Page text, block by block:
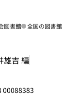
雄吉 編
図書館 全国の図書館
00088383